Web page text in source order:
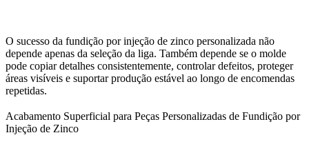
O sucesso da fundição por injeção de zinco personalizada não
depende apenas da seleção da liga. Também depende se o molde
pode copiar detalhes consistentemente, controlar defeitos, proteger
áreas visíveis e suportar produção estável ao longo de encomendas
repetidas.
Acabamento Superficial para Peças Personalizadas de Fundição por
Injeção de Zinco